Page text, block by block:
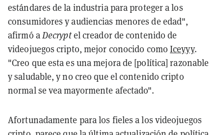
estándares de la industria para proteger a los
consumidores y audiencias menores de edad",
afirmó aDecryptel creador de contenido de
videojuegos cripto, mejor conocido comoIceyyy.
"Creo que esta es una mejora de [política] razonable
y saludable, y no creo que el contenido cripto
normal se vea mayormente afectado".
Afortunadamente para los fieles a los videojuegos